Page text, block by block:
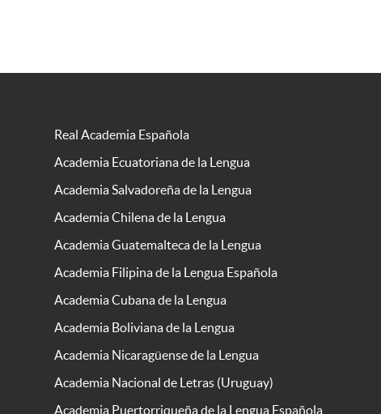
Real Academia Española
Academia Ecuatoriana de la Lengua
Academia Salvadoreña de la Lengua
Academia Chilena de la Lengua
Academia Guatemalteca de la Lengua
Academia Filipina de la Lengua Española
Academia Cubana de la Lengua
Academia Boliviana de la Lengua
Academia Nicaragüense de la Lengua
Academia Nacional de Letras (Uruguay)
Academia Puertorriqueña de la Lengua Española